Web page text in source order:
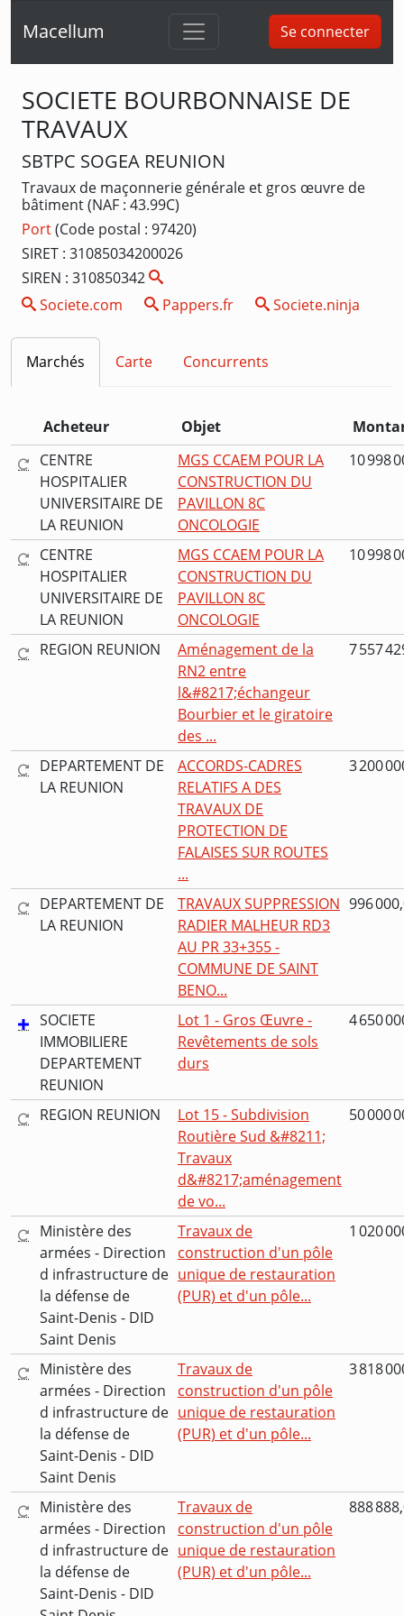
Macellum Se connecter
SOCIETE BOURBONNAISE DE
TRAVAUX
SBTPC SOGEA REUNION
Travaux de maçonnerie générale et gros œuvre de
bâtiment (NAF : 43.99C)
Port(Code postal : 97420)
SIRET : 31085034200026
SIREN : 310850342
Societe.com
Pappers.fr Societe.ninja
Marchés Carte Concurrents
Acheteur Objet
CENTRE
HOSPITALIER
UNIVERSITAIRE DE
LA REUNION
MGS CCAEM POUR LA
CONSTRUCTION DU
PAVILLON 8C
ONCOLOGIE
10 998
CENTRE
HOSPITALIER
UNIVERSITAIRE DE
LA REUNION
MGS CCAEM POUR LA
CONSTRUCTION DU
PAVILLON 8C
ONCOLOGIE
10 998
REGION REUNION
Aménagement de la
RN2 entre
l&#8217;échangeur
Bourbier et le giratoire
des ...
7 557
DEPARTEMENT DE
LA REUNION
ACCORDS-CADRES
RELATIFS A DES
TRAVAUX DE
PROTECTION DE
FALAISES SUR ROUTES
...
3 200
DEPARTEMENT DE
LA REUNION
TRAVAUX SUPPRESSION
RADIER MALHEUR RD3
AU PR 33+355 -
COMMUNE DE SAINT
BENO...
996
SOCIETE
IMMOBILIERE
DEPARTEMENT
REUNION
Lot 1 - Gros Œuvre -
Revêtements de sols
durs
4 650
REGION REUNION
Lot 15 - Subdivision
Routière Sud &#8211;
Travaux
d&#8217;aménagement
de vo...
50 000
Ministère des
armées - Direction
d infrastructure de
la défense de
Saint-Denis - DID
Saint Denis
Travaux de
construction d'un pôle
unique de restauration
(PUR) et d'un pôle...
1 020
Ministère des
armées - Direction
d infrastructure de
la défense de
Saint-Denis - DID
Saint Denis
Travaux de
construction d'un pôle
unique de restauration
(PUR) et d'un pôle...
3 818
Ministère des
armées - Direction
d infrastructure de
la défense de
Saint-Denis - DID
Travaux de
construction d'un pôle
unique de restauration
(PUR) et d'un pôle...
888